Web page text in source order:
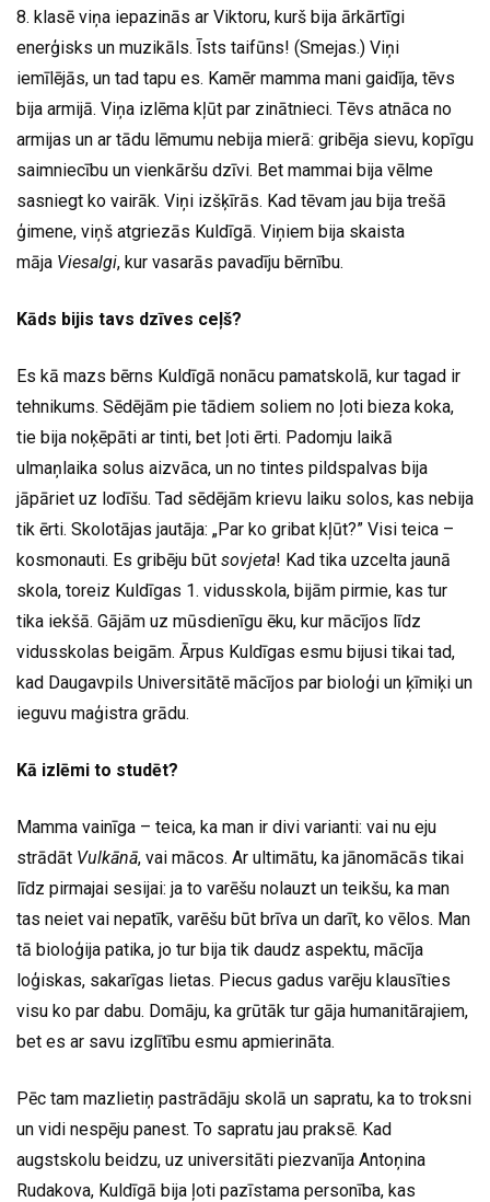
8. klasē viņa iepazinās ar Viktoru, kurš bija ārkārtīgi
enerģisks un muzikāls. Īsts taifūns! (Smejas.) Viņi
iemīlējās, un tad tapu es. Kamēr mamma mani gaidīja, tēvs
bija armijā. Viņa izlēma kļūt par zinātnieci. Tēvs atnāca no
armijas un ar tādu lēmumu nebija mierā: gribēja sievu, kopīgu
saimniecību un vienkāršu dzīvi. Bet mammai bija vēlme
sasniegt ko vairāk. Viņi izšķīrās. Kad tēvam jau bija trešā
ģimene, viņš atgriezās Kuldīgā. Viņiem bija skaista
māja Viesalgi, kur vasarās pavadīju bērnību.
Kāds bijis tavs dzīves ceļš?
Es kā mazs bērns Kuldīgā nonācu pamatskolā, kur tagad ir
tehnikums. Sēdējām pie tādiem soliem no ļoti bieza koka,
tie bija noķēpāti ar tinti, bet ļoti ērti. Padomju laikā
ulmaņlaika solus aizvāca, un no tintes pildspalvas bija
jāpāriet uz lodīšu. Tad sēdējām krievu laiku solos, kas nebija
tik ērti. Skolotājas jautāja: „Par ko gribat kļūt?” Visi teica –
kosmonauti. Es gribēju būt sovjeta! Kad tika uzcelta jaunā
skola, toreiz Kuldīgas 1. vidusskola, bijām pirmie, kas tur
tika iekšā. Gājām uz mūsdienīgu ēku, kur mācījos līdz
vidusskolas beigām. Ārpus Kuldīgas esmu bijusi tikai tad,
kad Daugavpils Universitātē mācījos par bioloģi un ķīmiķi un
ieguvu maģistra grādu.
Kā izlēmi to studēt?
Mamma vainīga – teica, ka man ir divi varianti: vai nu eju
strādāt Vulkānā, vai mācos. Ar ultimātu, ka jānomācās tikai
līdz pirmajai sesijai: ja to varēšu nolauzt un teikšu, ka man
tas neiet vai nepatīk, varēšu būt brīva un darīt, ko vēlos. Man
tā bioloģija patika, jo tur bija tik daudz aspektu, mācīja
loģiskas, sakarīgas lietas. Piecus gadus varēju klausīties
visu ko par dabu. Domāju, ka grūtāk tur gāja humanitārajiem,
bet es ar savu izglītību esmu apmierināta.
Pēc tam mazlietiņ pastrādāju skolā un sapratu, ka to troksni
un vidi nespēju panest. To sapratu jau praksē. Kad
augstskolu beidzu, uz universitāti piezvanīja Antoņina
Rudakova, Kuldīgā bija ļoti pazīstama personība, kas